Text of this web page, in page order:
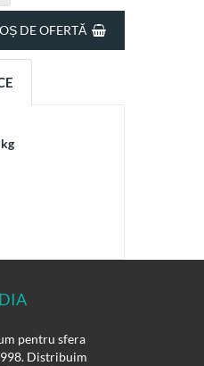
pentru sfera
Distribuim